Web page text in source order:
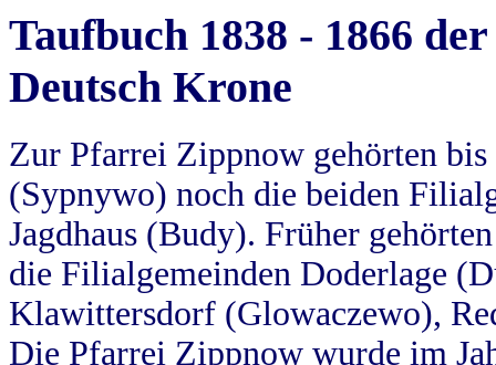
Taufbuch 1838 - 1866
Deutsch Krone
Zur Pfarrei Zippnow gehörten
(Sypnywo) noch die beiden
Jagdhaus (Budy). Früher
die Filialgemeinden Doderlage
Klawittersdorf (Glowaczewo),
Die Pfarrei Zippnow wurde im